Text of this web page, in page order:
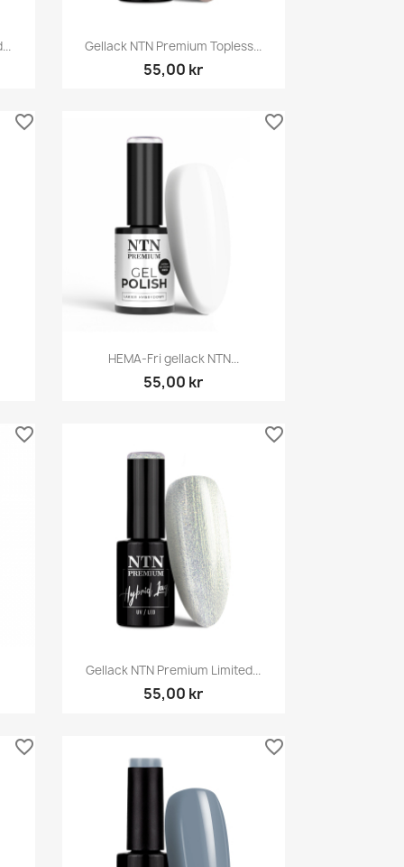
Snabbvy
Gellack NTN Premium Topless...
55,00 kr
favorite_border
Snabbvy
HEMA-Fri gellack NTN...
55,00 kr
favorite_border
favorite_border
Snabbvy
Gellack NTN Premium Limited...
55,00 kr
favorite_border
favorite_border favorite_border